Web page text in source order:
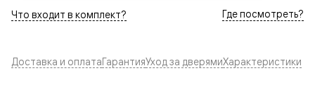
Что входит в комплект? Где посмотреть?
Доставка и оплатаГарантияУход за дверямиХарактеристики